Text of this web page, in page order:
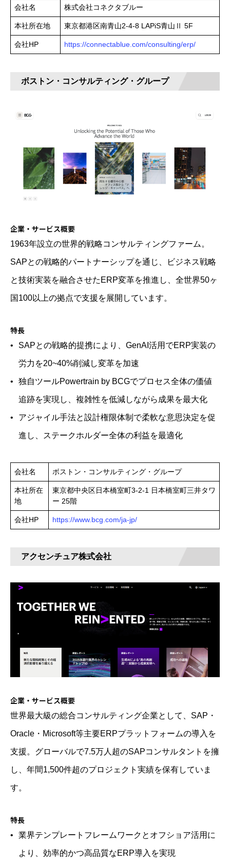
会社名 株式会社コネクタブルー
本社所在地 東京都港区南青山2-4-8 LAPiS青山Ⅱ 5F
会社HP https://connectablue.com/consulting/erp/
ボストン・コンサルティング・グループ
企業・サービス概要
1963年設立の世界的戦略コンサルティングファーム。
SAPとの戦略的パートナーシップを通じ、ビジネス戦略
と技術実装を融合させたERP変革を推進し、全世界50ヶ
国100以上の拠点で支援を展開しています。
特長
SAPとの戦略的提携により、GenAI活用でERP実装の
労力を20~40%削減し変革を加速
独自ツールPowertrain by BCGでプロセス全体の価値
追跡を実現し、複雑性を低減しながら成果を最大化
アジャイル手法と設計権限体制で柔軟な意思決定を促
進し、ステークホルダー全体の利益を最適化
会社名 ボストン・コンサルティング・グループ
本社所在
地
東京都中央区日本橋室町3‑2‑1 日本橋室町三井タワ
ー 25階
会社HP https://www.bcg.com/ja-jp/
アクセンチュア株式会社
企業・サービス概要
世界最大級の総合コンサルティング企業として、SAP・
Oracle・Microsoft等主要ERPプラットフォームの導入を
支援。グローバルで7.5万人超のSAPコンサルタントを擁
し、年間1,500件超のプロジェクト実績を保有していま
す。
特長
業界テンプレートフレームワークとオフショア活用に
より、効率的かつ高品質なERP導入を実現